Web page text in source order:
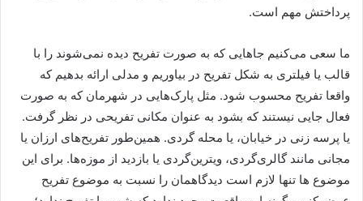
پرداختش مهم است.
ما سعی می‌کنیم جاهایی که به صورت تفریح دیده نمی‌شوند را با
قالب یا فیلتری به شکل تفریح در بیاوریم و مدلی ارائه بدهیم که
واقعا تفریح محسوب شود. مثل پارک‌هایی در شهرمان که به صورت
فعال جایی نیستند که بشود به عنوان مکانی تفریحی در نظر گرفت.
یا پرسه زنی در خیابان، یا محله گردی. همین‌طور تفریح‌های ارزان یا
مجانی مانند گالری‌گردی، ویترین‌گردی یا بازدید از موزه‌ها. برای این
موضوع ها تنها لازم است دیدگاهمان را نسبت به موضوع تفریح